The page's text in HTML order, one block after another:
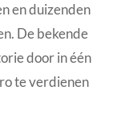
en duizenden
De bekende
door in één
te verdienen